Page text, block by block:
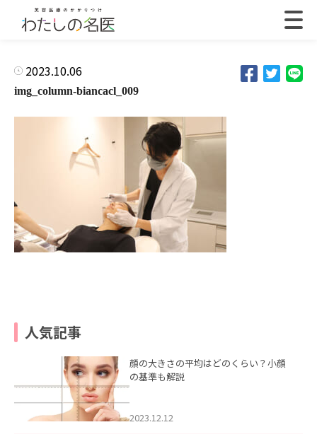
2023.10.06
img_column-biancacl_009
人気記事
顔の大きさの平均はどのくらい？小顔
の基準も解説
2023.12.12